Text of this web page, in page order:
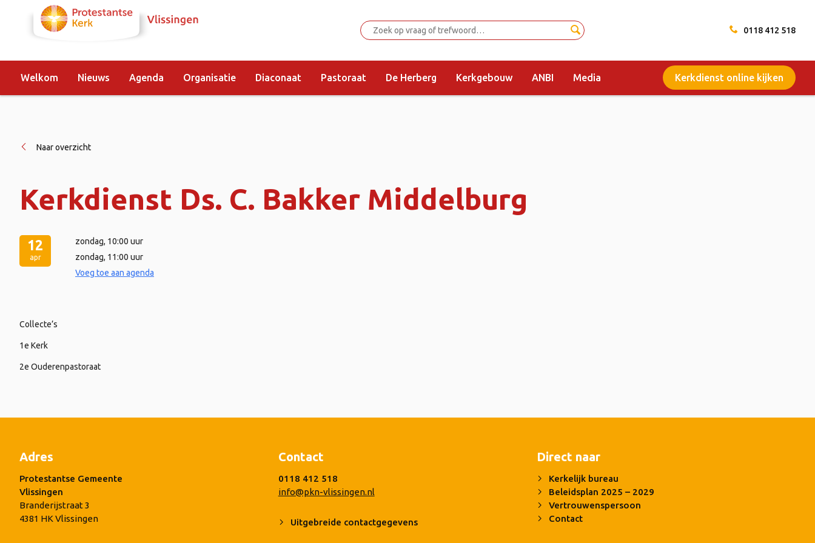
0118 412 518
Welkom Nieuws Agenda Organisatie Diaconaat Pastoraat De Herberg Kerkgebouw ANBI Media Kerkdienst online kijken
Naar overzicht
Kerkdienst Ds. C. Bakker Middelburg
12
apr
zondag, 10:00 uur
zondag, 11:00 uur
Voeg toe aan agenda
Collecte’s
1e Kerk
2e Ouderenpastoraat
Adres
Protestantse Gemeente
Vlissingen
Branderijstraat 3
4381 HK Vlissingen
Contact
0118 412 518
info@pkn-vlissingen.nl
Uitgebreide contactgegevens
Direct naar
Kerkelijk bureau
Beleidsplan 2025 – 2029
Vertrouwenspersoon
Contact